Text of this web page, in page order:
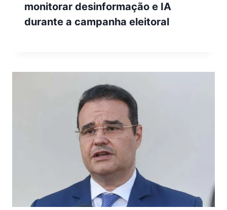
monitorar desinformação e IA
durante a campanha eleitoral